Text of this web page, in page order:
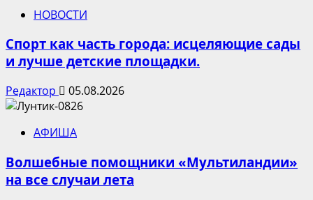
НОВОСТИ
Спорт как часть города: исцеляющие сады
и лучше детские площадки.
Редактор 05.08.2026
АФИША
Волшебные помощники «Мультиландии»
на все случаи лета